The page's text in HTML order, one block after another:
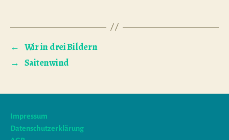
← Wir in drei Bildern
→ Saitenwind
Impressum
Datenschutzerklärung